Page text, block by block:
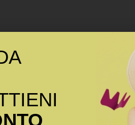
Seguici sui